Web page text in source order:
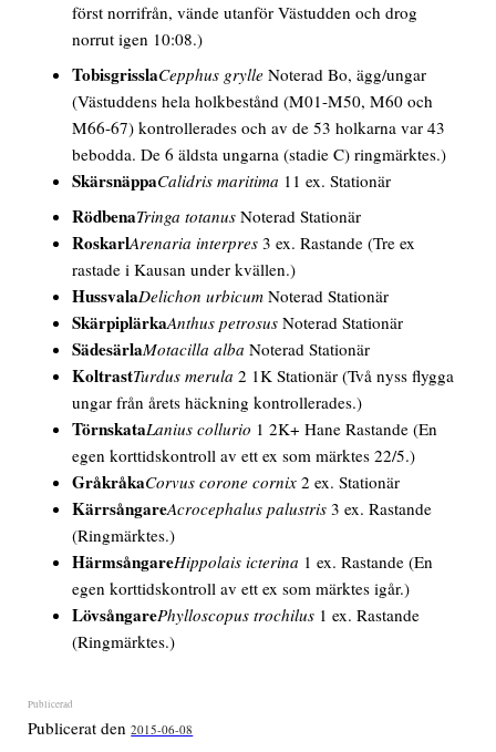
först norrifrån, vände utanför Västudden och drog
norrut igen 10:08.)
TobisgrisslaCepphus grylle Noterad Bo, ägg/ungar
(Västuddens hela holkbestånd (M01-M50, M60 och
M66-67) kontrollerades och av de 53 holkarna var 43
bebodda. De 6 äldsta ungarna (stadie C) ringmärktes.)
SkärsnäppaCalidris maritima 11 ex. Stationär
RödbenaTringa totanus Noterad Stationär
RoskarlArenaria interpres 3 ex. Rastande(Tre ex
rastade i Kausan under kvällen.)
HussvalaDelichon urbicum Noterad Stationär
SkärpiplärkaAnthus petrosus Noterad Stationär
SädesärlaMotacilla alba Noterad Stationär
KoltrastTurdus merula 2 1K Stationär(Två nyss flygga
ungar från årets häckning kontrollerades.)
TörnskataLanius collurio 1 2K+Hane Rastande(En
egen korttidskontroll av ett ex som märktes 22/5.)
GråkråkaCorvus corone cornix 2 ex. Stationär
KärrsångareAcrocephalus palustris 3 ex. Rastande
(Ringmärktes.)
HärmsångareHippolais icterina 1 ex. Rastande(En
egen korttidskontroll av ett ex som märktes igår.)
LövsångarePhylloscopus trochilus 1 ex. Rastande
(Ringmärktes.)
Publicerat den2015-06-08